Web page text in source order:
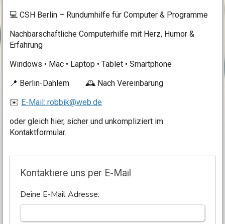
💻 CSH Berlin – Rundumhilfe für Computer & Programme
Nachbarschaftliche Computerhilfe mit Herz, Humor &
Erfahrung
Windows • Mac • Laptop • Tablet • Smartphone
📍 Berlin-Dahlem 🕰️ Nach Vereinbarung
✉️ E-Mail: robbik@web.de
oder gleich hier, sicher und unkompliziert im
Kontaktformular.
Kontaktiere uns per E-Mail
Deine E-Mail Adresse: